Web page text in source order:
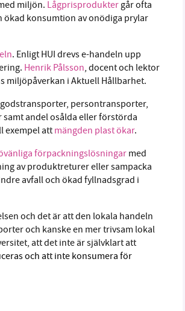
miljön. Lågprisprodukter går ofta
ökad konsumtion av onödiga prylar
. Enligt HUI drevs e-handeln upp
Henrik Pålsson, docent och lektor
miljöpåverkan i Aktuell Hållbarhet.
persontransporter,
andel osålda eller förstörda
exempel att mängden plast ökar.
förpackningslösningarmed
av produktreturer eller sampacka
avfall och ökad fyllnadsgrad i
och det är att den lokala handeln
och kanske en mer trivsam lokal
att det inte är självklart att
och att inte konsumera för
Läs vad vi vill göra